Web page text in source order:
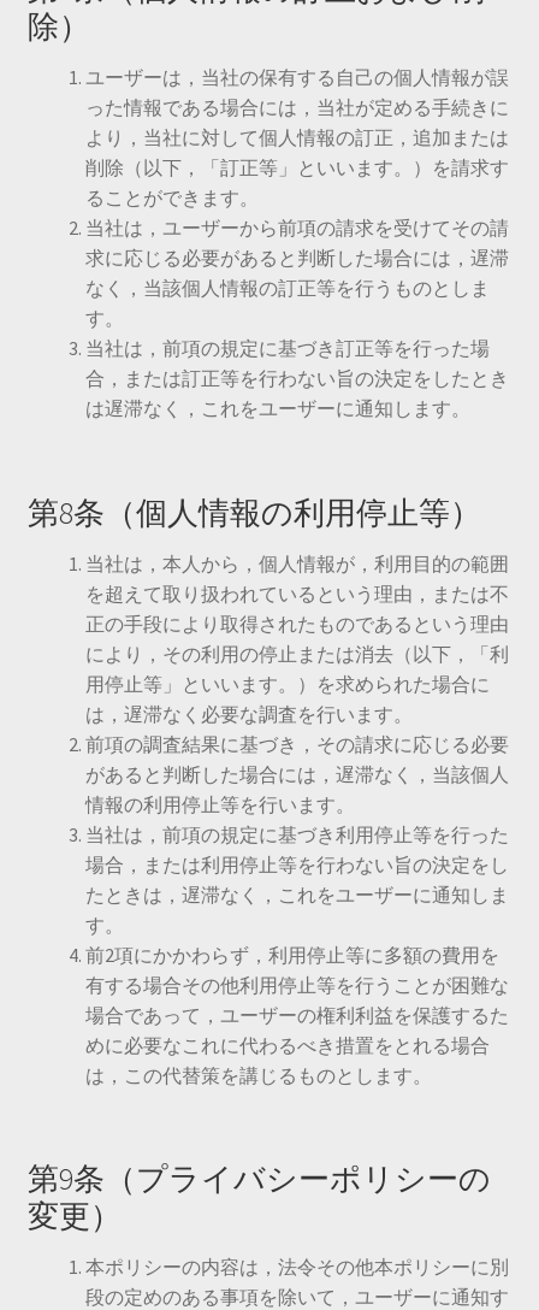
除）
ユーザーは，当社の保有する自己の個人情報が誤
った情報である場合には，当社が定める手続きに
より，当社に対して個人情報の訂正，追加または
削除（以下，「訂正等」といいます。）を請求す
ることができます。
当社は，ユーザーから前項の請求を受けてその請
求に応じる必要があると判断した場合には，遅滞
なく，当該個人情報の訂正等を行うものとしま
す。
当社は，前項の規定に基づき訂正等を行った場
合，または訂正等を行わない旨の決定をしたとき
は遅滞なく，これをユーザーに通知します。
第8条（個人情報の利用停止等）
当社は，本人から，個人情報が，利用目的の範囲
を超えて取り扱われているという理由，または不
正の手段により取得されたものであるという理由
により，その利用の停止または消去（以下，「利
用停止等」といいます。）を求められた場合に
は，遅滞なく必要な調査を行います。
前項の調査結果に基づき，その請求に応じる必要
があると判断した場合には，遅滞なく，当該個人
情報の利用停止等を行います。
当社は，前項の規定に基づき利用停止等を行った
場合，または利用停止等を行わない旨の決定をし
たときは，遅滞なく，これをユーザーに通知しま
す。
前2項にかかわらず，利用停止等に多額の費用を
有する場合その他利用停止等を行うことが困難な
場合であって，ユーザーの権利利益を保護するた
めに必要なこれに代わるべき措置をとれる場合
は，この代替策を講じるものとします。
第9条（プライバシーポリシーの
変更）
本ポリシーの内容は，法令その他本ポリシーに別
段の定めのある事項を除いて，ユーザーに通知す